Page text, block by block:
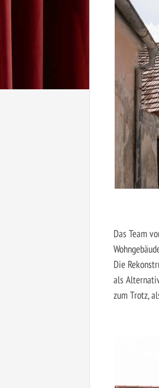
Das Team
Die
als
zum Trotz,